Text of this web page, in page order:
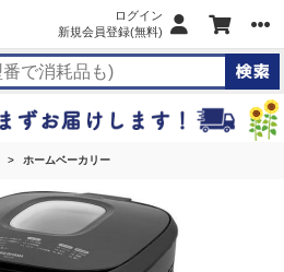
ログイン
新規会員登録(無料)
ホームベーカリー